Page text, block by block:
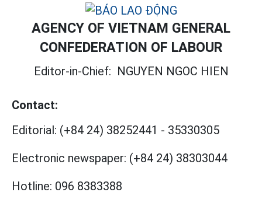
AGENCY OF VIETNAM GENERAL
CONFEDERATION OF LABOUR
Editor-in-Chief: NGUYEN NGOC HIEN
Contact:
Editorial: (+84 24) 38252441 - 35330305
Electronic newspaper: (+84 24) 38303044
Hotline: 096 8383388